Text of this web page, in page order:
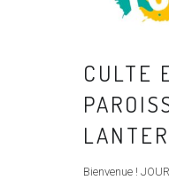
CULTE
Bienvenue !